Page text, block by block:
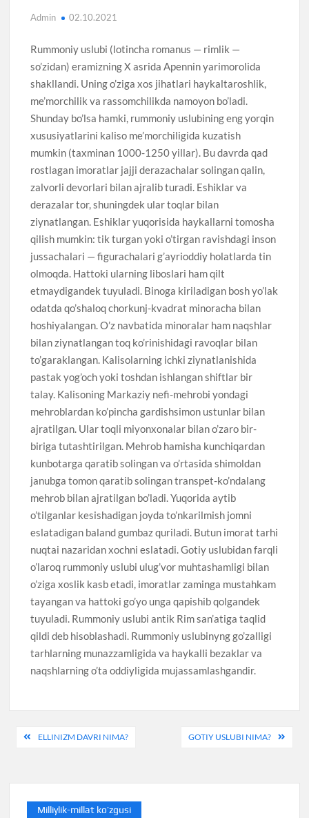
Admin 02.10.2021
Rummoniy uslubi (lotincha romanus — rimlik —
so’zidan) eramizning X asrida Apennin yarimorolida
shakllandi. Uning o’ziga xos jihatlari haykaltaroshlik,
me’morchilik va rassomchilikda namoyon bo’ladi.
Shunday bo’lsa hamki, rummoniy uslubining eng yorqin
xususiyatlarini kaliso me’morchiligida kuzatish
mumkin (taxminan 1000-1250 yillar). Bu davrda qad
rostlagan imoratlar jajji derazachalar solingan qalin,
zalvorli devorlari bilan ajralib turadi. Eshiklar va
derazalar tor, shuningdek ular toqlar bilan
ziynatlangan. Eshiklar yuqorisida haykallarni tomosha
qilish mumkin: tik turgan yoki o’tirgan ravishdagi inson
jussachalari — figurachalari g’ayrioddiy holatlarda tin
olmoqda. Hattoki ularning liboslari ham qilt
etmaydigandek tuyuladi. Binoga kiriladigan bosh yo’lak
odatda qo’shaloq chorkunj-kvadrat minoracha bilan
hoshiyalangan. O’z navbatida minoralar ham naqshlar
bilan ziynatlangan toq ko’rinishidagi ravoqlar bilan
to’garaklangan. Kalisolarning ichki ziynatlanishida
pastak yog’och yoki toshdan ishlangan shiftlar bir
talay. Kalisoning Markaziy nefi-mehrobi yondagi
mehroblardan ko’pincha gardishsimon ustunlar bilan
ajratilgan. Ular toqli miyonxonalar bilan o’zaro bir-
biriga tutashtirilgan. Mehrob hamisha kunchiqardan
kunbotarga qaratib solingan va o’rtasida shimoldan
janubga tomon qaratib solingan transpet-ko’ndalang
mehrob bilan ajratilgan bo’ladi. Yuqorida aytib
o’tilganlar kesishadigan joyda to’nkarilmish jomni
eslatadigan baland gumbaz quriladi. Butun imorat tarhi
nuqtai nazaridan xochni eslatadi. Gotiy uslubidan farqli
o’laroq rummoniy uslubi ulug’vor muhtashamligi bilan
o’ziga xoslik kasb etadi, imoratlar zaminga mustahkam
tayangan va hattoki go’yo unga qapishib qolgandek
tuyuladi. Rummoniy uslubi antik Rim san’atiga taqlid
qildi deb hisoblashadi. Rummoniy uslubinyng go’zalligi
tarhlarning munazzamligida va haykalli bezaklar va
naqshlarning o’ta oddiyligida mujassamlashgandir.
PostELLINIZM DAVRI NIMA? GOTIY USLUBI NIMA?
Milliylik-millat ko’zgusi